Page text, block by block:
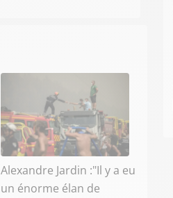
Alexandre Jardin :"Il y a eu
un énorme élan de